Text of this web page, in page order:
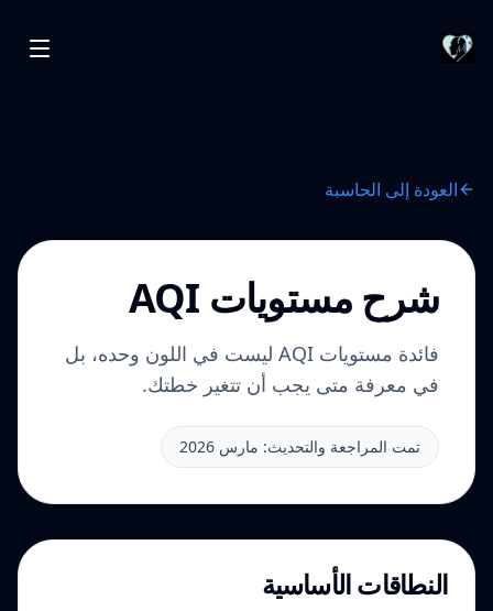
العودة إلى الحاسبة
شرح مستويات AQI
فائدة مستويات AQI ليست في اللون وحده، بل
في معرفة متى يجب أن تتغير خطتك.
تمت المراجعة والتحديث: مارس 2026
النطاقات الأساسية